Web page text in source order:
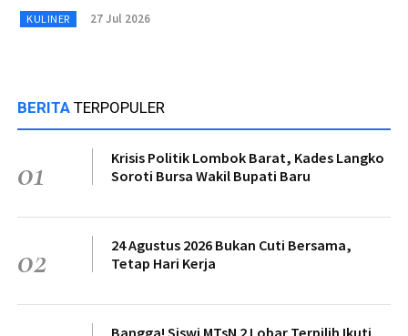
KULINER 27 Jul 2026
BERITA TERPOPULER
01
Krisis Politik Lombok Barat, Kades Langko
Soroti Bursa Wakil Bupati Baru
02
24 Agustus 2026 Bukan Cuti Bersama,
Tetap Hari Kerja
Bangga! Siswi MTsN 2 Lobar Terpilih Ikuti